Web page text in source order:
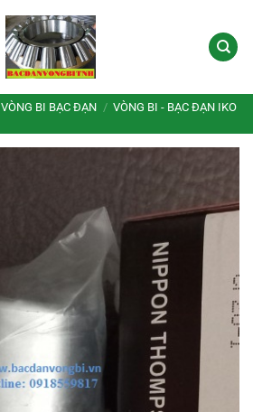
VÒNG BI BẠC ĐẠN / VÒNG BI - BẠC ĐẠN IKO